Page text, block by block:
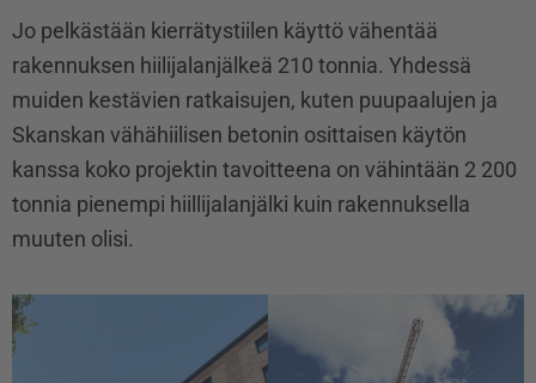
Jo pelkästään kierrätystiilen käyttö vähentää
rakennuksen hiilijalanjälkeä 210 tonnia. Yhdessä
muiden kestävien ratkaisujen, kuten puupaalujen ja
Skanskan vähähiilisen betonin osittaisen käytön
kanssa koko projektin tavoitteena on vähintään 2 200
tonnia pienempi hiillijalanjälki kuin rakennuksella
muuten olisi.